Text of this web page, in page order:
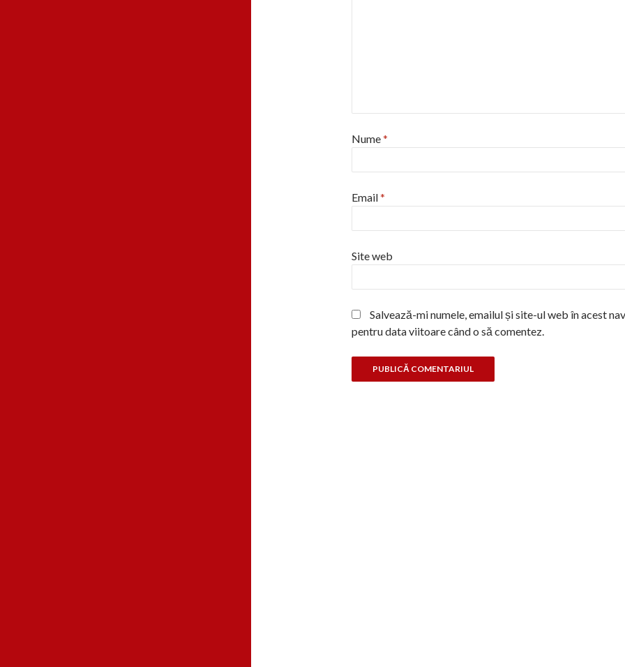
Nume*
Email*
Site web
Salvează-mi numele, emailul și site-ul web în acest
pentru data viitoare când o să comentez.